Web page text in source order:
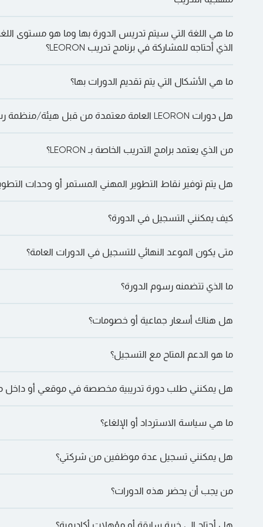
اتصال ذو خبرة.
ما هي اللغة التي سيتم تدريس الدورة بها وما هو مستوى اللغة
الذي أحتاجه للمشاركة في برنامج تدريب LEORON؟
على “دعنا نتحدث على WhatsApp” للدردشة معنا مباشرة.
ما هي الأشكال التي يتم تقديم الدورات بها؟
لوجه والتعلم الذاتي والتسليم الداخلي بالإضافة إلى الدورات التدريبية عبر
هل دورات LEORON العامة معتمدة من قبل هيئة/منظمة رسمية؟
وATD، وPMI، وEdEx، وغيرها الكثير—اعتمادًا على الدورة.
من الذي يعتمد برامج التدريب الخاصة بـ LEORON؟
وCISI وGARP وHRCI وSHRM وACCA وASQ وIIA وILM وIAC وغيرها
هل يتم توفير نقاط التطوير المهني المستمر أو وحدات
كيف يمكنني التسجيل في الدورة؟
متى يكون الموعد النهائي للتسجيل في الدورات العامة؟
في بعض الأحيان عند التأكيد
ما الذي تتضمنه رسوم الدورة؟
المعتمدة، والغداء والمرطبات، بالإضافة إلى الشهادة والعضوية حيثما
هل هناك أسعار جماعية أو خصومات؟
التواصل لمناقشة الترتيبات المحددة
ما هو الدعم المتاح مع التسجيل؟
هل يمكنني طلب دورة تدريبية مخصصة في موقعي أو
ما هي سياسة الاسترداد أو الإلغاء؟
إلى البريد الإلكتروني لتأكيد الدورة.
هل يمكنني تسجيل عدة موظفين من شركتي؟
من يجب أن يحضر هذه الدورات؟
with LEORON for the past two years and will
again this upcoming year. The programs they
the participants. What our organization aims
may benefit from our offered programs in
development. Leoron has helped us
them the best of luck. Regards,
Nasser M. Al-Subaie